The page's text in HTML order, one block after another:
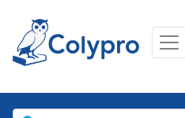
Buscar: